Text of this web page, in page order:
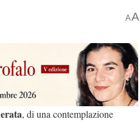
AA
, di una contemplazione